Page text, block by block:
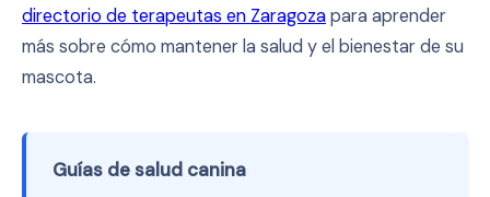
directorio de terapeutas en Zaragozapara aprender
más sobre cómo mantener la salud y el bienestar de su
mascota.
Guías de salud canina